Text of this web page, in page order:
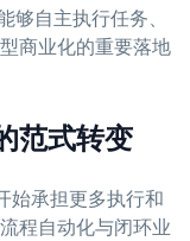
自主执行任务、
商业化的重要落地
范式转变
始承担更多执行和
程自动化与闭环业